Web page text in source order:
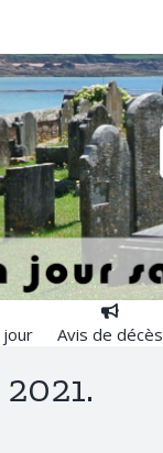
jour Avis de décès